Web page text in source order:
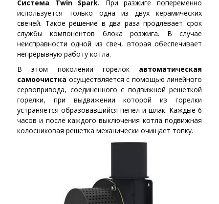
Система Twin Spark. При разжиге попеременно
используется только одна из двух керамических
свечей. Такое решение в два раза продлевает срок
службы компонентов блока розжига. В случае
неисправности одной из свеч, вторая обеспечивает
непрерывную работу котла.
В этом поколении горелок автоматическая
самоочистка осуществляется с помощью линейного
сервопривода, соединенного с подвижной решеткой
горелки, при выдвижении которой из горелки
устраняется образовавшийся пепел и шлак. Каждые 6
часов и после каждого выключения котла подвижная
колосниковая решетка механически очищает топку.